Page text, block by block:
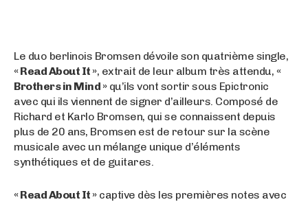
Le duo berlinois Bromsen dévoile son quatrième single,
« Read About It », extrait de leur album très attendu, «
Brothers in Mind »qu’ils vont sortir sous Epictronic
avec qui ils viennent de signer d’ailleurs. Composé de
Richard et Karlo Bromsen, qui se connaissent depuis
plus de 20 ans, Bromsen est de retour sur la scène
musicale avec un mélange unique d’éléments
synthétiques et de guitares.
« Read About It »captive dès les premières notes avec